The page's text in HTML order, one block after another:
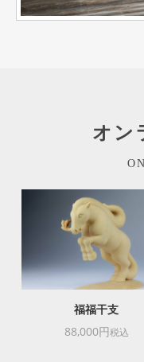
オン
福福干支
88,000円税込